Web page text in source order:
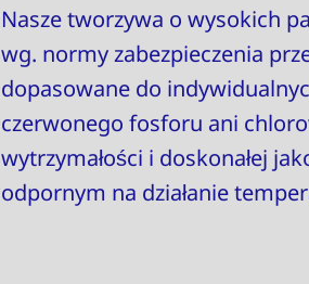
Nasze tworzywa o wysokich
wg. normy zabezpieczenia
dopasowane do
czerwonego fosforu ani
wytrzymałości i doskonałej
odpornym na działanie